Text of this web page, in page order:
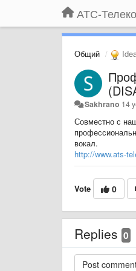
АТС-
Общий
Sakhrano 14
Совместно с
вокал.
http://www.ats-
Vote 0
Replies 0